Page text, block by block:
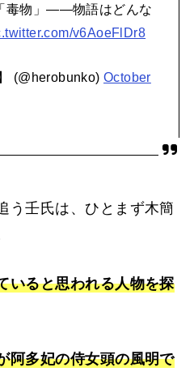
毒物」――物語はどんな
v6AoeFlDr8
(@herobunko) October
う壬氏は、ひとまず木簡
いると思われる人物を探
阿多妃の侍女頭の風明で